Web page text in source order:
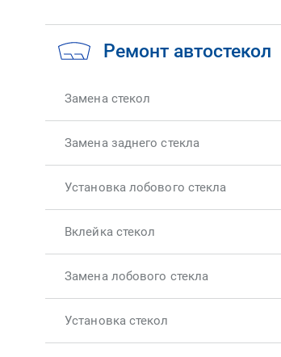
Ремонт автостекол
Замена стекол
Замена заднего стекла
Установка лобового стекла
Вклейка стекол
Замена лобового стекла
Установка стекол